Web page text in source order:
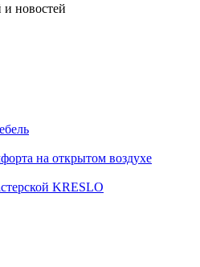
и новостей
на открытом воздухе
KRESLO